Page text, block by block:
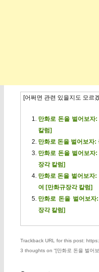
[어쩌면 관련 있을지도 모르
만화로 돈을 벌어보자
칼럼]
만화로 돈을 벌어보자:
만화로 돈을 벌어보자
장각 칼럼]
만화로 돈을 벌어보자
여 [만화규장각 칼럼]
만화로 돈을 벌어보
장각 칼럼]
Trackback URL for this post:
3 thoughts on “[만화로 돈을 벌어